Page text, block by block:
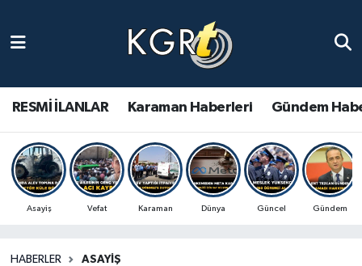
RESMİ İLANLAR Karaman Haberleri Gündem
Asayiş Vefat Karaman Dünya Güncel Gündem
HABERLER ASAYIŞ
Gündem Haberleri
Güncel Haberler
Spor Haberleri